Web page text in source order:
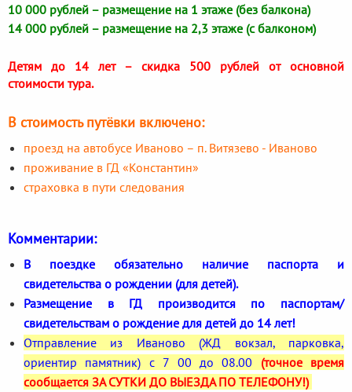
10 000 рублей – размещение на 1 этаже (без балкона)
14 000 рублей – размещение на 2,3 этаже (с балконом)
Детям до 14 лет – скидка 500 рублей от основной
стоимости тура.
В стоимость путёвки включено:
проезд на автобусе Иваново – п. Витязево - Иваново
проживание в ГД «Константин»
страховка в пути следования
Комментарии:
В поездке обязательно наличие паспорта и
свидетельства о рождении (для детей).
Размещение в ГД производится по паспортам/
свидетельствам о рождение для детей до 14 лет!
Отправление из Иваново (ЖД вокзал, парковка,
ориентир памятник) с 7 00 до 08.00 (точное время
сообщается ЗА СУТКИ ДО ВЫЕЗДА ПО ТЕЛЕФОНУ!)